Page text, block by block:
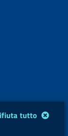
tutto